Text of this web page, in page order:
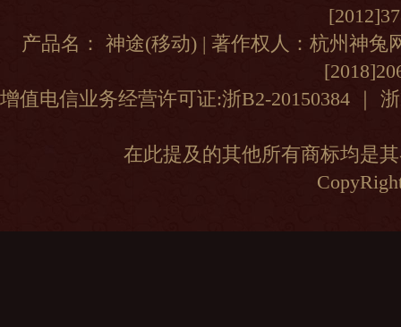
产品名： 神途(移动) | 著作权人：杭州神
增值电信业务经营许可证:浙B2-20150384 ｜
在此提及的其他所有商标均是